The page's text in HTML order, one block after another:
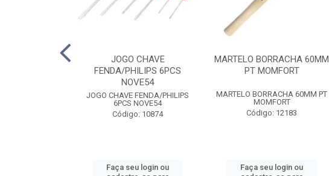
JOGO CHAVE
FENDA/PHILIPS 6PCS
NOVE54
JOGO CHAVE FENDA/PHILIPS
6PCS NOVE54
Código: 10874
Faça seu login ou
MARTELO BORRACHA 60MM
PT MOMFORT
MARTELO BORRACHA 60MM PT
MOMFORT
Código: 12183
Faça seu login ou